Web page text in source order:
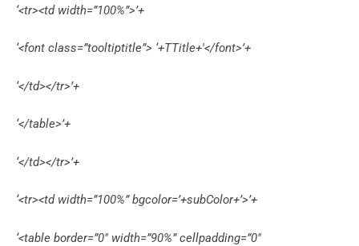
‘<tr><td width=”100%”>’+
‘<font class=”tooltiptitle”> ‘+TTitle+'</font>’+
‘</td></tr>’+
‘</table>’+
‘</td></tr>’+
‘<tr><td width=”100%” bgcolor=’+subColor+’>’+
‘<table border=”0″ width=”90%” cellpadding=”0″